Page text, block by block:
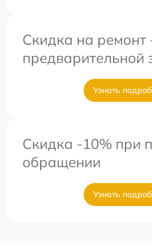
Скидка на ремонт
предварительной
Узнать
Скидка -10% при
обращении
Узнать